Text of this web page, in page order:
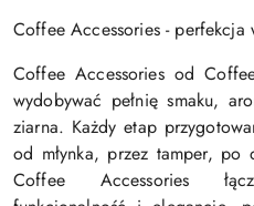
Coffee Accessories - perfekcja
Coffee Accessories od
wydobywać pełnię smaku,
ziarna. Każdy etap
od młynka, przez tamper, po
Coffee Accessories